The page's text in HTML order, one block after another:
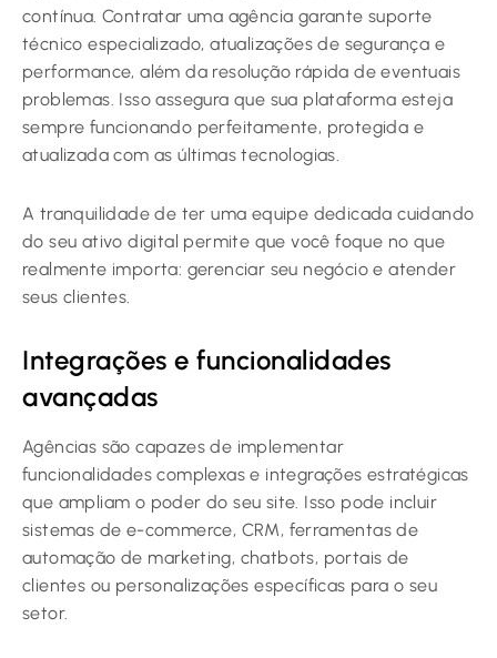
contínua. Contratar uma agência garante suporte
técnico especializado, atualizações de segurança e
performance, além da resolução rápida de eventuais
problemas. Isso assegura que sua plataforma esteja
sempre funcionando perfeitamente, protegida e
atualizada com as últimas tecnologias.
A tranquilidade de ter uma equipe dedicada cuidando
do seu ativo digital permite que você foque no que
realmente importa: gerenciar seu negócio e atender
seus clientes.
Integrações e funcionalidades
avançadas
Agências são capazes de implementar
funcionalidades complexas e integrações estratégicas
que ampliam o poder do seu site. Isso pode incluir
sistemas de e-commerce, CRM, ferramentas de
automação de marketing, chatbots, portais de
clientes ou personalizações específicas para o seu
setor.